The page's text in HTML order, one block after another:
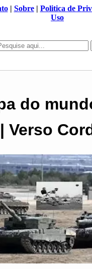
| Sobre| Politica de
Uso
do
Verso